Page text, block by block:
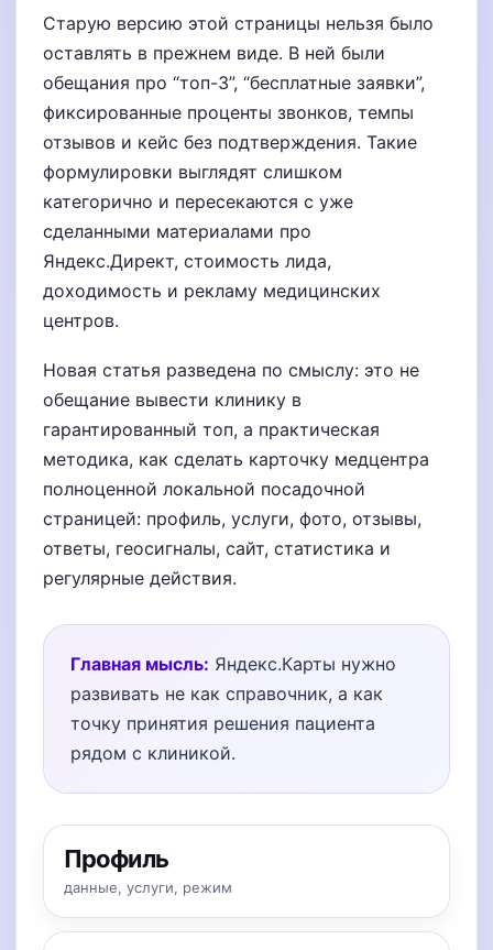
Старую версию этой страницы нельзя было
оставлять в прежнем виде. В ней были
обещания про “топ-3”, “бесплатные заявки”,
фиксированные проценты звонков, темпы
отзывов и кейс без подтверждения. Такие
формулировки выглядят слишком
категорично и пересекаются с уже
сделанными материалами про
Яндекс.Директ, стоимость лида,
доходимость и рекламу медицинских
центров.
Новая статья разведена по смыслу: это не
обещание вывести клинику в
гарантированный топ, а практическая
методика, как сделать карточку медцентра
полноценной локальной посадочной
страницей: профиль, услуги, фото, отзывы,
ответы, геосигналы, сайт, статистика и
регулярные действия.
Главная мысль: Яндекс.Карты нужно
развивать не как справочник, а как
точку принятия решения пациента
рядом с клиникой.
Профиль
данные, услуги, режим